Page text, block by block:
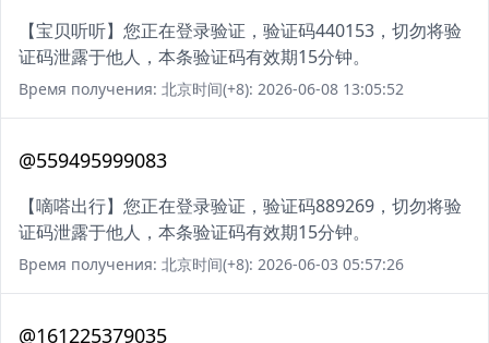
【宝贝听听】您正在登录验证，验证码440153，切勿将验
证码泄露于他人，本条验证码有效期15分钟。
Время получения: 北京时间(+8): 2026-06-08 13:05:52
@559495999083
【嘀嗒出行】您正在登录验证，验证码889269，切勿将验
证码泄露于他人，本条验证码有效期15分钟。
Время получения: 北京时间(+8): 2026-06-03 05:57:26
@161225379035